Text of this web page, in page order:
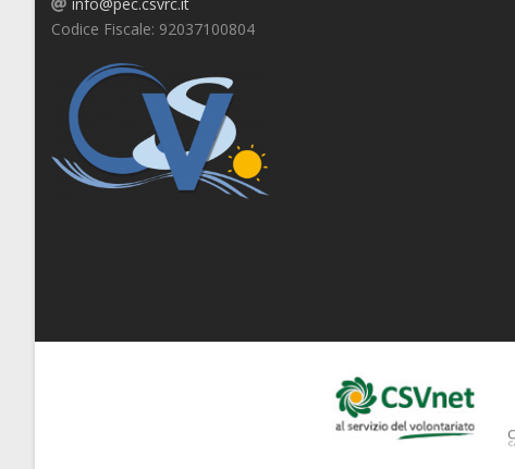
Codice Fiscale: 92037100804